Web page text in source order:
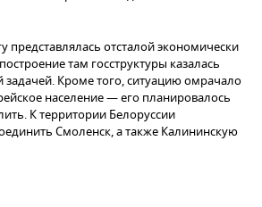
представлялась отсталой экономически
там госструктуры казалась
Кроме того, ситуацию омрачало
население — его планировалось
К территории Белоруссии
Смоленск, а также Калининскую